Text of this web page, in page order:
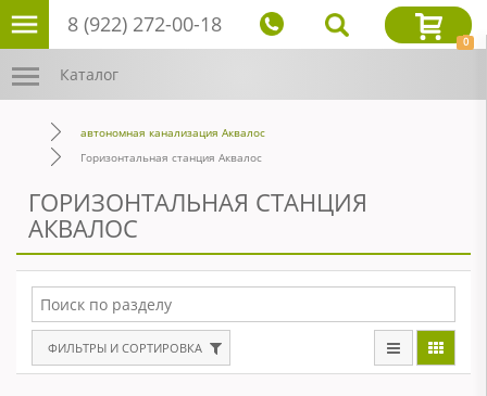
8 (922) 272-00-18
0
Каталог
автономная канализация Аквалос
Горизонтальная станция Аквалос
ГОРИЗОНТАЛЬНАЯ СТАНЦИЯ
АКВАЛОС
ФИЛЬТРЫ И СОРТИРОВКА